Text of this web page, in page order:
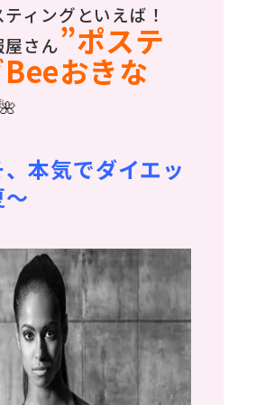
ィングといえば！
さん”ポステ
おきな
本気でダイエッ
～